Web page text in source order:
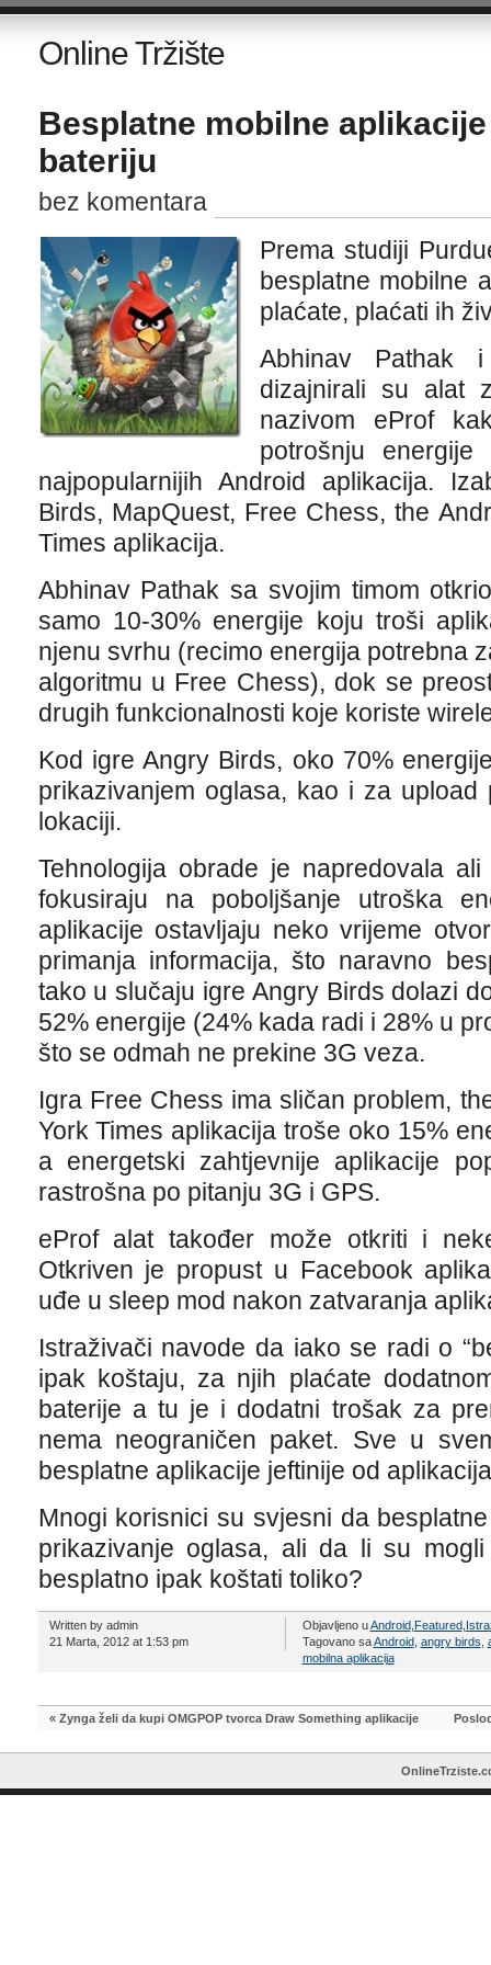
Online Tržište
Besplatne mobilne
bateriju
bez komentara
Prema studiji
besplatne mobilne
plaćate, plaćati ih
Abhinav Pathak
dizajnirali su alat
nazivom eProf
potrošnju
najpopularnijih Android aplikacija.
Birds, MapQuest, Free Chess, the
Times aplikacija.
Abhinav Pathak sa svojim timom
samo 10-30% energije koju troši
njenu svrhu (recimo energija potrebna
algoritmu u Free Chess), dok se
drugih funkcionalnosti koje koriste
Kod igre Angry Birds, oko 70%
prikazivanjem oglasa, kao i za upload
lokaciji.
Tehnologija obrade je napredovala
fokusiraju na poboljšanje utroška
aplikacije ostavljaju neko vrijeme
primanja informacija, što naravno
tako u slučaju igre Angry Birds dolazi
52% energije (24% kada radi i 28% u
što se odmah ne prekine 3G veza.
Igra Free Chess ima sličan problem,
York Times aplikacija troše oko 15%
a energetski zahtjevnije aplikacije
rastrošna po pitanju 3G i GPS.
eProf alat također može otkriti i
Otkriven je propust u Facebook
uđe u sleep mod nakon zatvaranja
Istraživači navode da iako se radi o
ipak koštaju, za njih plaćate
baterije a tu je i dodatni trošak za
nema neograničen paket. Sve u
besplatne aplikacije jeftinije od
Mnogi korisnici su svjesni da
prikazivanje oglasa, ali da li su
besplatno ipak koštati toliko?
Written by admin
21 Marta, 2012 at 1:53 pm
Objavljeno uAndroid, Featured,
Tagovano saAndroid, angry birds
mobilna aplikacija
« Zynga želi da kupi OMGPOP tvorca Draw Something aplikacije